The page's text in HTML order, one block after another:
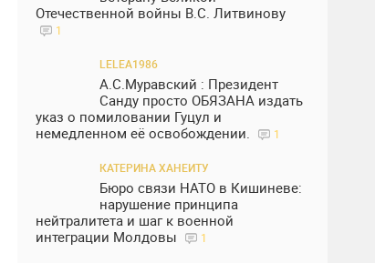
Отечественной войны В.С. Литвинову
1
LELEA1986
А.С.Муравский : Президент
Санду просто ОБЯЗАНА издать
указ о помиловании Гуцул и
немедленном её освобождении.
1
КАТЕРИНА ХАНЕИТУ
Бюро связи НАТО в Кишиневе:
нарушение принципа
нейтралитета и шаг к военной
интеграции Молдовы
1